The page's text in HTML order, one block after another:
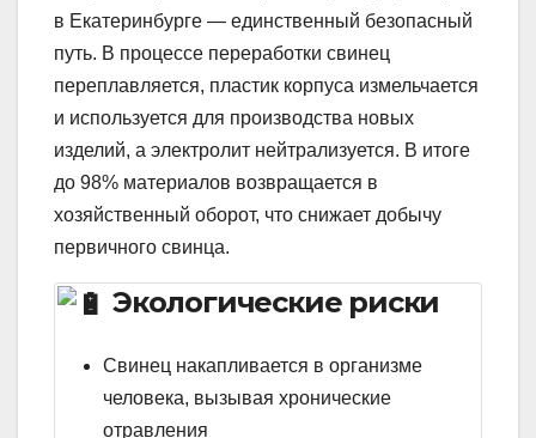
в Екатеринбурге — единственный безопасный
путь. В процессе переработки свинец
переплавляется, пластик корпуса измельчается
и используется для производства новых
изделий, а электролит нейтрализуется. В итоге
до 98% материалов возвращается в
хозяйственный оборот, что снижает добычу
первичного свинца.
Экологические риски
Свинец накапливается в организме
человека, вызывая хронические
отравления